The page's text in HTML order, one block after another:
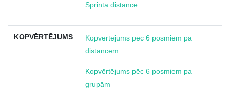
Sprinta distance
KOPVĒRTĒJUMS
Kopvērtējums pēc 6 posmiem pa
distancēm
Kopvērtējums pēc 6 posmiem pa
grupām